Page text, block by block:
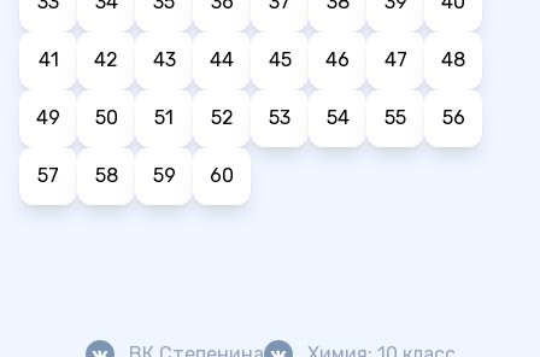
41 42 43 44 45 46 47 48
49 50 51 52 53 54 55 56
57 58 59 60